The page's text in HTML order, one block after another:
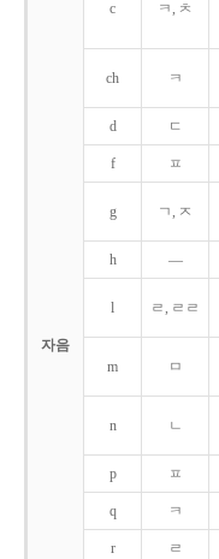
자음
c ㅋ, ㅊ
ch ㅋ
d ㄷ
f ㅍ
g ㄱ, ㅈ
h ―
l ㄹ, ㄹㄹ
m ㅁ
n ㄴ
p ㅍ
q ㅋ
r ㄹ